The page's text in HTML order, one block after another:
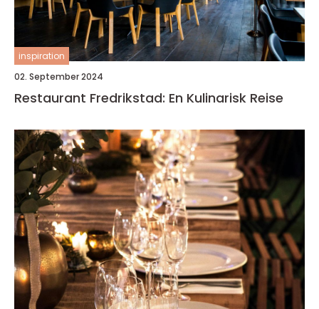
inspiration
02. September 2024
Restaurant Fredrikstad: En Kulinarisk Reise